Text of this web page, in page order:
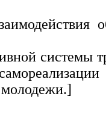
системы
молодежи.]